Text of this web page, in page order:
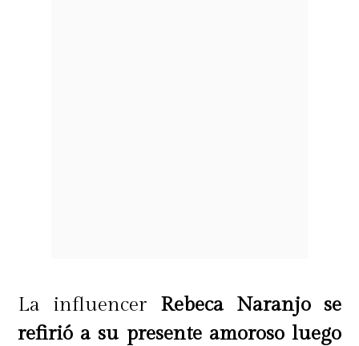
La influencer Rebeca Naranjo se
refirió a su presente amoroso luego